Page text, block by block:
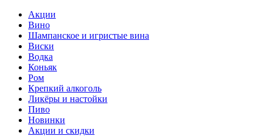
Акции
Вино
Шампанское и игристые вина
Виски
Водка
Коньяк
Ром
Крепкий алкоголь
Ликёры и настойки
Пиво
Новинки
Акции и скидки